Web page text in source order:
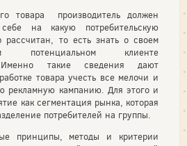
товара производитель должен
себе на какую потребительскую
рассчитан, то есть знать о своем
потенциальном клиенте
такие сведения дают
товара учесть все мелочи и
рекламную кампанию. Для этого и
как сегментация рынка, которая
потребителей на группы.
принципы, методы и критерии